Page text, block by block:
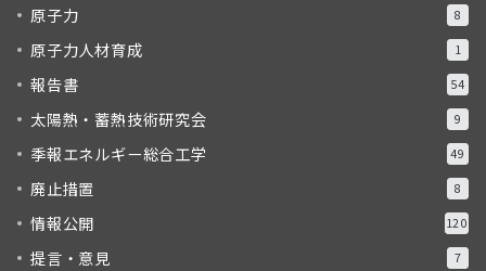
原子力 8
原子力人材育成 1
報告書 54
太陽熱・蓄熱技術研究会 9
季報エネルギー総合工学 49
廃止措置 8
情報公開 120
提言・意見 7